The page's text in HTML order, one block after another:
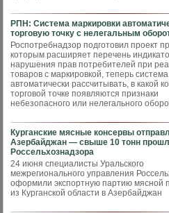
РПН: Система маркировки
торговую точку с нелегальным
Роспотребнадзор подготовил проект
которым расширяет перечень
нарушения прав потребителей при
товаров с маркировкой, теперь
автоматически рассчитывать, в какой
торговой точке появляются признаки
небезопасного или нелегального
Курганские мясные консервы
Азербайджан — свыше 10 тонн
Россельхознадзора
24 июня специалисты Уральского
межрегионального управления
оформили экспортную партию мясной
из Курганской области в Азербайджан